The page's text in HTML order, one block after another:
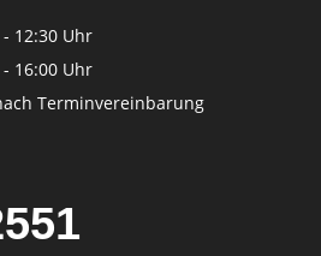
- 12:30 Uhr
- 16:00 Uhr
Terminvereinbarung